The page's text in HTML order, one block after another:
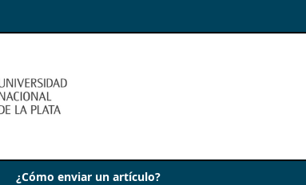
¿Cómo enviar un artículo?